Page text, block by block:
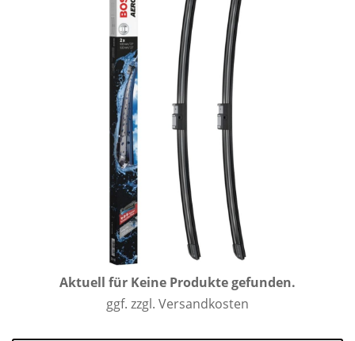
Aktuell für Keine Produkte gefunden.
ggf. zzgl. Versandkosten